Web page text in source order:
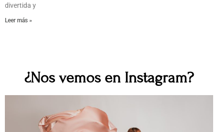
divertida y
Leer más »
¿Nos vemos en Instagram?